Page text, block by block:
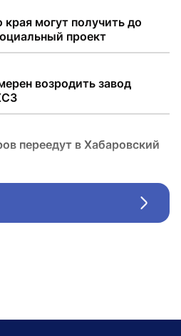
могут получить до
проект
возродить завод
переедут в Хабаровский